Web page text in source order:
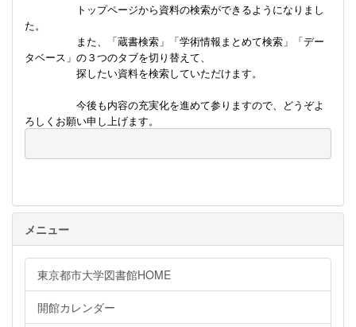
トップページから資料の検索ができるようになりまし
た。
また、「蔵書検索」「学術情報まとめて検索」「デー
タベース」の３つのタブを切り替えて、
探したい資料を検索していただけます。
今後も内容の充実化を進めて参りますので、どうぞよ
ろしくお願い申し上げます。
メニュー
東京都市大学図書館HOME
開館カレンダー